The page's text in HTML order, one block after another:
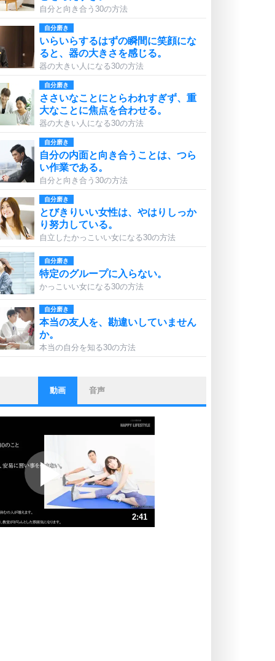
自分と向き合う30の方法
自分磨き
いらいらするはずの瞬間に笑顔にな
ると、器の大きさを感じる。
器の大きい人になる30の方法
自分磨き
ささいなことにとらわれすぎず、重
大なことに焦点を合わせる。
器の大きい人になる30の方法
自分磨き
自分の内面と向き合うことは、つら
い作業である。
自分と向き合う30の方法
自分磨き
とびきりいい女性は、やはりしっか
り努力している。
自立したかっこいい女になる30の方法
自分磨き
特定のグループに入らない。
かっこいい女になる30の方法
自分磨き
本当の友人を、勘違いしていません
か。
本当の自分を知る30の方法
ストレス対策
他人と比べない。
いっそのこと、他人を見ない。
ポジティブになれない原因は、行動
しないから。
ポジティブ思考になる30の方法
ストレス対策
人生、なんとかなるもの。
動画 音声
2:41